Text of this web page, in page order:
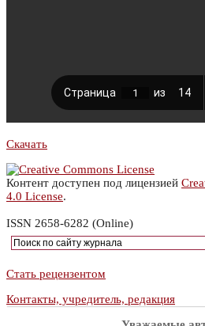
Скачать
Контент доступен под лицензией
4.0 License.
ISSN 2658-6282 (Online)
Стать рецензентом
Контакты, учредитель, редакция